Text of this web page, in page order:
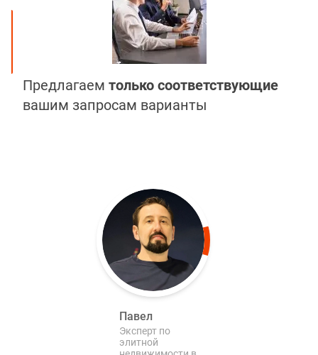
Предлагаем только соответствующие
вашим запросам варианты
Павел
Эксперт по
элитной